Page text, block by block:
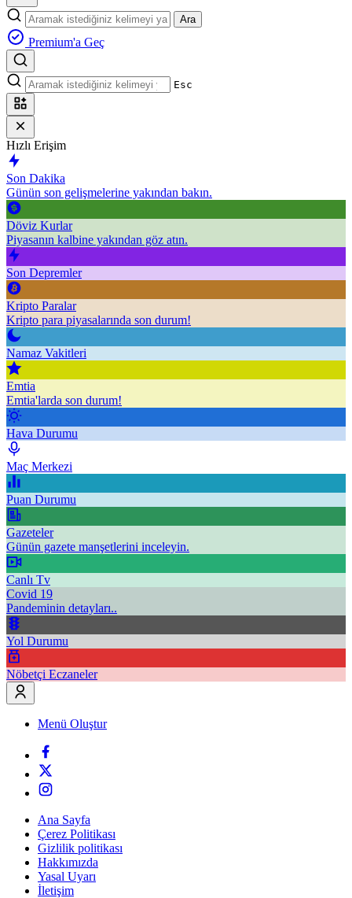
Ara
Premium'a Geç
Esc
Hızlı Erişim
Son Dakika
Günün son gelişmelerine yakından bakın.
Döviz Kurlar
Piyasanın kalbine yakından göz atın.
Son Depremler
Kripto Paralar
Kripto para piyasalarında son durum!
Namaz Vakitleri
Emtia
Emtia'larda son durum!
Hava Durumu
Maç Merkezi
Puan Durumu
Gazeteler
Günün gazete manşetlerini inceleyin.
Canlı Tv
Covid 19
Pandeminin detayları..
Yol Durumu
Nöbetçi Eczaneler
Menü Oluştur
Ana Sayfa
Çerez Politikası
Gizlilik politikası
Hakkımızda
Yasal Uyarı
İletişim